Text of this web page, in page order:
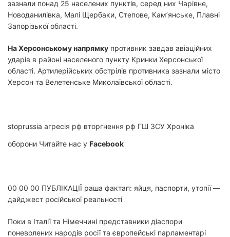
зазнали понад 25 населених пунктів, серед них Чарівне,
Новоданилівка, Малі Щербаки, Степове, Кам’янське, Плавні
Запорізької області.
На Херсонському напрямку противник завдав авіаційних
ударів в районі населеного пункту Кринки Херсонської
області. Артилерійських обстрілів противника зазнали місто
Херсон та Велетенське Миколаївської області.
stoprussia агресія рф вторгнення рф ГШ ЗСУ Хроніка
оборони Читайте нас у Facebook
00 00 00 ПУБЛІКАЦІЇ раша фактап: яйця, паспорти, утопії —
дайджест російської реальності
Поки в Італії та Німеччині представники діаспори
поневолених народів росії та європейські парламентарі